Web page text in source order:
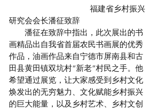
福建省乡村振兴
研究会会长潘征致辞
画精品出自我省首届农民书画展的优秀
作品，油画作品来自宁德市屏南县和古
田县黄田镇双坑村“新老”村民之手。他
希望通过展览，让大家感受到乡村文化
焕发出的无穷魅力、文化赋能乡村振兴
的巨大能量，以及乡村艺术、乡村文创